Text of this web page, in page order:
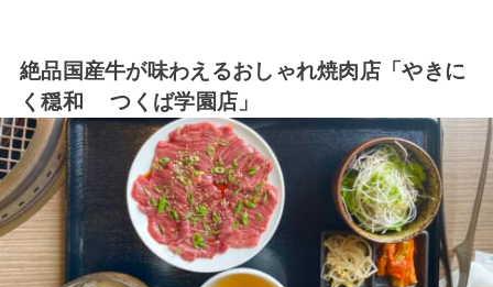
絶品国産牛が味わえるおしゃれ焼肉店「やきに
く穏和 つくば学園店」